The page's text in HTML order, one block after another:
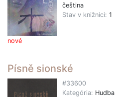
nové
čeština
Stav v knižnici: 1
Písně sionské
#33600
Kategória: Hudba